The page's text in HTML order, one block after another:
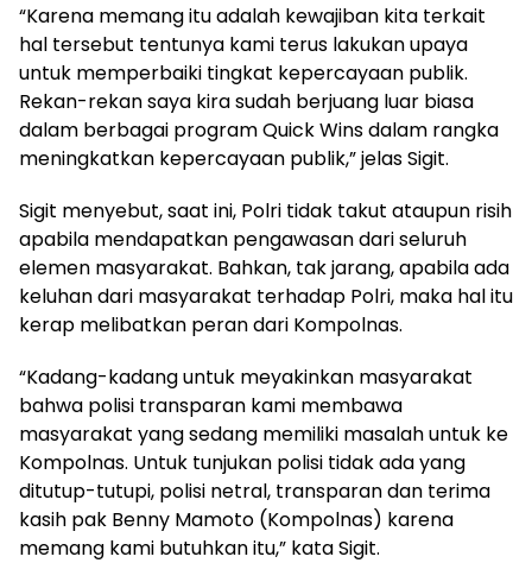
“Karena memang itu adalah kewajiban kita terkait
hal tersebut tentunya kami terus lakukan upaya
untuk memperbaiki tingkat kepercayaan publik.
Rekan-rekan saya kira sudah berjuang luar biasa
dalam berbagai program Quick Wins dalam rangka
meningkatkan kepercayaan publik,” jelas Sigit.
Sigit menyebut, saat ini, Polri tidak takut ataupun risih
apabila mendapatkan pengawasan dari seluruh
elemen masyarakat. Bahkan, tak jarang, apabila ada
keluhan dari masyarakat terhadap Polri, maka hal itu
kerap melibatkan peran dari Kompolnas.
“Kadang-kadang untuk meyakinkan masyarakat
bahwa polisi transparan kami membawa
masyarakat yang sedang memiliki masalah untuk ke
Kompolnas. Untuk tunjukan polisi tidak ada yang
ditutup-tutupi, polisi netral, transparan dan terima
kasih pak Benny Mamoto (Kompolnas) karena
memang kami butuhkan itu,” kata Sigit.